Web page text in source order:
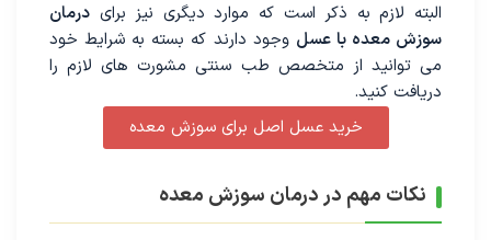
البته لازم به ذکر است که موارد دیگری نیز برای درمان
سوزش معده با عسل وجود دارند که بسته به شرایط خود
می توانید از متخصص طب سنتی مشورت های لازم را
دریافت کنید.
خرید عسل اصل برای سوزش معده
نکات مهم در درمان سوزش معده